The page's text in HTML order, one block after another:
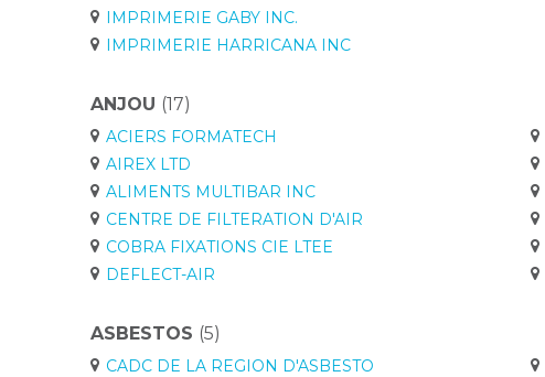
IMPRIMERIE GABY INC.
IMPRIMERIE HARRICANA INC
ANJOU (17)
ACIERS FORMATECH
AIREX LTD
ALIMENTS MULTIBAR INC
CENTRE DE FILTERATION D'AIR
COBRA FIXATIONS CIE LTEE
DEFLECT-AIR
ASBESTOS (5)
CADC DE LA REGION D'ASBESTO